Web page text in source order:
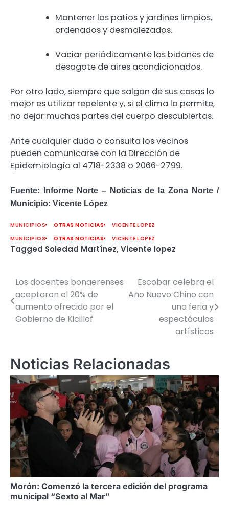
Mantener los patios y jardines limpios,
ordenados y desmalezados.
Vaciar periódicamente los bidones de
desagote de aires acondicionados.
Por otro lado, siempre que salgan de sus casas lo
mejor es utilizar repelente y, si el clima lo permite,
no dejar muchas partes del cuerpo descubiertas.
Ante cualquier duda o consulta los vecinos
pueden comunicarse con la Dirección de
Epidemiología al 4718-2338 o 2066-2799.
Fuente: Informe Norte – Noticias de la Zona Norte /
Municipio: Vicente López
MUNICIPIOS OTRAS NOTICIAS
VICENTE LOPEZ
MUNICIPIOS
OTRAS NOTICIAS VICENTE LOPEZ
Tagged Soledad Martínez, Vicente lopez
Navegación
de
entradas
Los docentes bonaerenses
aceptaron el 20% de
aumento ofrecido por el
Gobierno de Kicillof
Escobar celebra el
Año Nuevo Chino con
una feria y
espectáculos
artísticos
Noticias Relacionadas
Morón: Comenzó la tercera edición del programa
municipal “Sexto al Mar”